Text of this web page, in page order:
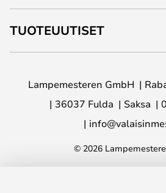
TUOTEUUTISET
Lampemesteren GmbH
36037 Fulda
Saksa
© 2026